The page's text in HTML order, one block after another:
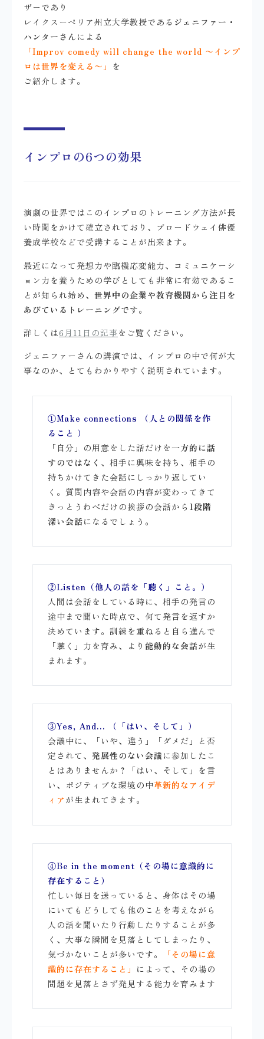
ザーであり
レイクスーペリア州立大学教授である ジェニファー・
ハンターさん による
「Improv comedy will change the world 〜インプ
ロは世界を変える〜」 を
ご紹介します。
インプロの6つの効果
演劇の世界ではこのインプロのトレーニング方法が長
い時間をかけて確立されており、ブロードウェイ俳優
養成学校などで受講することが出来ます。
最近になって発想力や臨機応変能力、コミュニケーシ
ョン力を養うための学びとしても非常に有効であるこ
とが知られ始め、 世界中の企業や教育機関から注目を
あびているトレーニングです。
詳しくは6月11日の記事をご覧ください。
ジェニファーさんの講演では、インプロの中で何が大
事なのか、とてもわかりやすく説明されています。
①Make connections （人との関係を作
ること ）
「自分」の用意をした話だけを一方的に話
すのではなく 、相手に興味を持ち、相手の
持ちかけてきた会話にしっかり返してい
く。質問内容や会話の内容が変わってきて
きっとうわべだけの挨拶の会話から 1段階
深い会話になるでしょう。
②Listen（他人の話を「聴く」こと。）
人間は会話をしている時に、相手の発言の
途中まで聞いた時点で、何て発言を返すか
決めています。訓練を重ねると自ら進んで
「聴く」力を育み、より 能動的な会話が生
まれます。
③Yes, And… （「はい、そして」）
会議中に、「いや、違う」「ダメだ」と否
定されて、 発展性のない会議 に参加したこ
とはありませんか？「はい、そして」を言
い、ポジティブな環境の中革新的なアイデ
ィア が生まれてきます。
④Be in the moment （その場に意識的に
存在すること）
忙しい毎日を送っていると、身体はその場
にいてもどうしても他のことを考えながら
人の話を聞いたり行動したりすることが多
く、大事な瞬間を見落としてしまったり、
気づかないことが多いです。
「その場に意
識的に存在すること」 によって、その場の
問題を見落とさず発見する能力を育みます